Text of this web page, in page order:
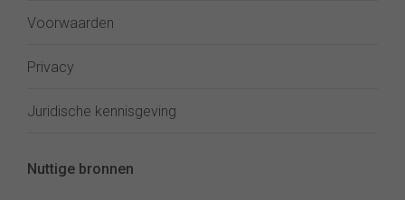
Voorwaarden
Privacy
Juridische kennisgeving
Nuttige bronnen